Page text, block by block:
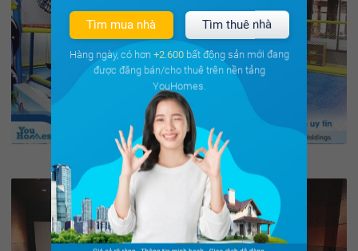
Khu vui chơi cho trẻ em tại tầng 6
Tìm mua nhà Tìm thuê nhà
Hàng ngày, có hơn +2.600bất động sản mới đang
được đăng bán/cho thuê trên nền tảng
YouHomes.